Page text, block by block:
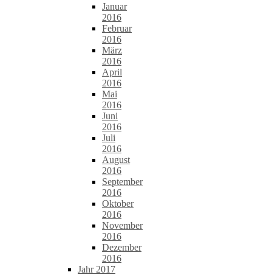
Januar
2016
Februar
2016
März
2016
April
2016
Mai
2016
Juni
2016
Juli
2016
August
2016
September
2016
Oktober
2016
November
2016
Dezember
2016
Jahr 2017